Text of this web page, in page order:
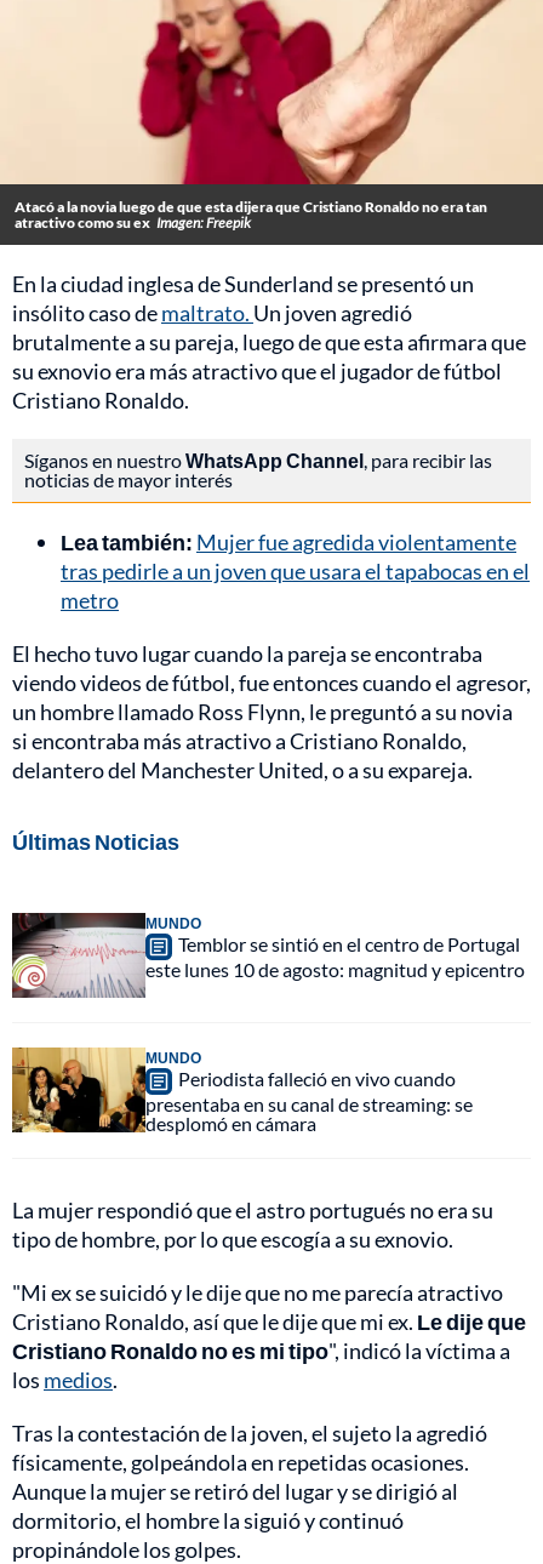
Atacó a la novia luego de que esta dijera que Cristiano Ronaldo no era tan
atractivo como su ex Imagen: Freepik
En la ciudad inglesa de Sunderland se presentó un
insólito caso demaltrato. Un joven agredió
brutalmente a su pareja, luego de que esta afirmara que
su exnovio era más atractivo que el jugador de fútbol
Cristiano Ronaldo.
Síganos en nuestroWhatsApp Channel, para recibir las
noticias de mayor interés
Lea también: Mujer fue agredida violentamente
tras pedirle a un joven que usara el tapabocas en el
metro
El hecho tuvo lugar cuando la pareja se encontraba
viendo videos de fútbol, fue entonces cuando el agresor,
un hombre llamado Ross Flynn, le preguntó a su novia
si encontraba más atractivo a Cristiano Ronaldo,
delantero del Manchester United, o a su expareja.
Últimas Noticias
MUNDO
Temblor se sintió en el centro de Portugal
este lunes 10 de agosto: magnitud y epicentro
MUNDO
Periodista falleció en vivo cuando
presentaba en su canal de streaming: se
desplomó en cámara
La mujer respondió que el astro portugués no era su
tipo de hombre, por lo que escogía a su exnovio.
"Mi ex se suicidó y le dije que no me parecía atractivo
Cristiano Ronaldo, así que le dije que mi ex. Le dije que
Cristiano Ronaldo no es mi tipo", indicó la víctima a
los medios.
Tras la contestación de la joven, el sujeto la agredió
físicamente, golpeándola en repetidas ocasiones.
Aunque la mujer se retiró del lugar y se dirigió al
dormitorio, el hombre la siguió y continuó
propinándole los golpes.